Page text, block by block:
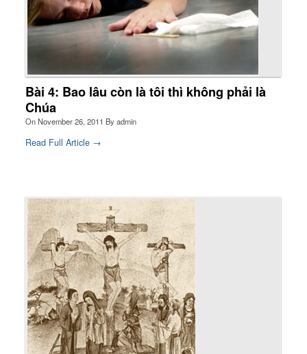
Bài 4: Bao lâu còn là tôi thì không phải là
Chúa
OnNovember 26, 2011 Byadmin
Read Full Article →